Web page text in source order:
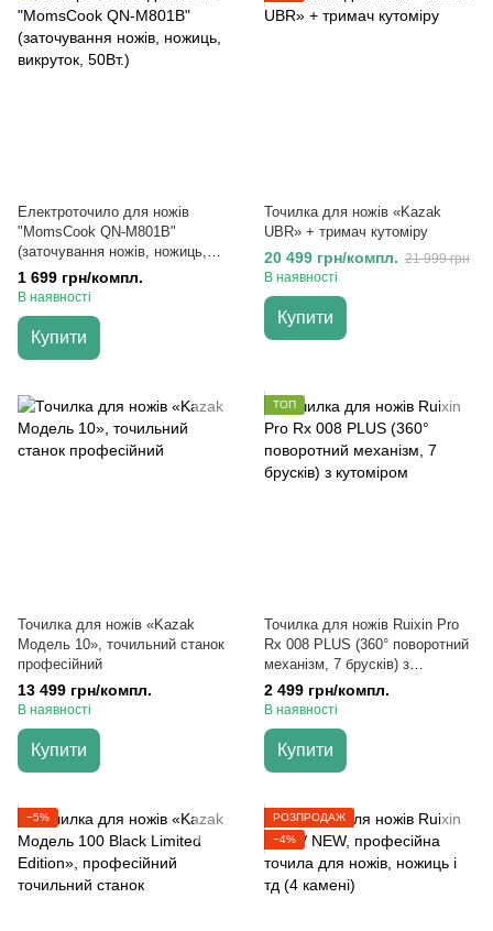
Електроточило для ножів
"MomsCook QN-M801B"
(заточування ножів, ножиць,
викруток, 50Вт.)
1 699 грн/компл.
В наявності
Купити
Точилка для ножів «Kazak
UBR» + тримач кутоміру
20 499 грн/компл. 21 999 грн
В наявності
Купити
Точилка для ножів «Kazak
Модель 10», точильний станок
професійний
13 499 грн/компл.
В наявності
Купити
ТОП
Точилка для ножів Ruixin Pro
Rx 008 PLUS (360° поворотний
механізм, 7 брусків) з
кутоміром
2 499 грн/компл.
В наявності
Купити
−5%
РОЗПРОДАЖ
−4%